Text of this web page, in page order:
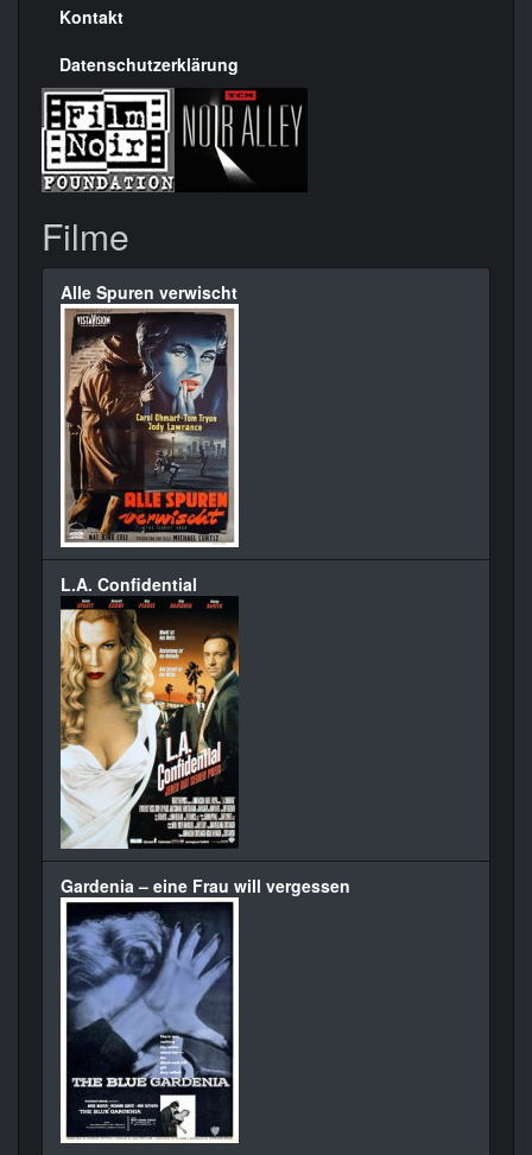
Kontakt
Datenschutzerklärung
Filme
Alle Spuren verwischt
L.A. Confidential
Gardenia – eine Frau will vergessen